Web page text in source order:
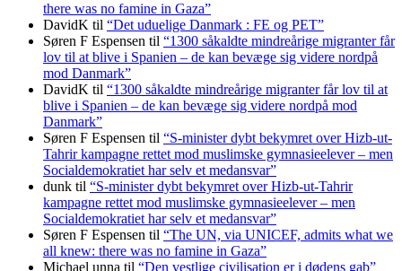
there was no famine in Gaza”
DavidK til “Det uduelige Danmark : FE og PET”
Søren F Espensen til “1300 såkaldte mindreårige migranter får
lov til at blive i Spanien – de kan bevæge sig videre nordpå
mod Danmark”
DavidK til “1300 såkaldte mindreårige migranter får lov til at
blive i Spanien – de kan bevæge sig videre nordpå mod
Danmark”
Søren F Espensen til “S-minister dybt bekymret over Hizb-ut-
Tahrir kampagne rettet mod muslimske gymnasieelever – men
Socialdemokratiet har selv et medansvar”
dunk til “S-minister dybt bekymret over Hizb-ut-Tahrir
kampagne rettet mod muslimske gymnasieelever – men
Socialdemokratiet har selv et medansvar”
Søren F Espensen til “The UN, via UNICEF, admits what we
all knew: there was no famine in Gaza”
Michael unna til “Den vestlige civilisation er i dødens gab”